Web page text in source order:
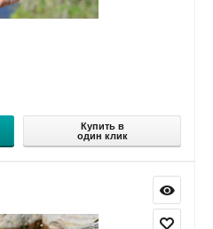
Купить в
один клик